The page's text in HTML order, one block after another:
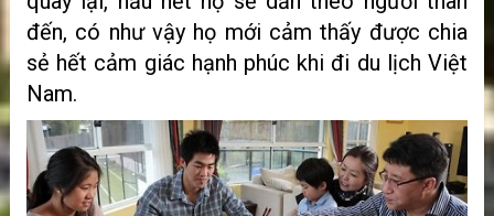
đến, có như vậy họ mới cảm thấy được chia
sẻ hết cảm giác hạnh phúc khi đi du lịch Việt
Nam.